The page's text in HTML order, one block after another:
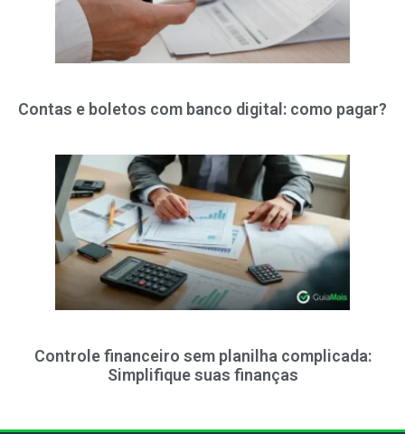
Contas e boletos com banco digital: como pagar?
Controle financeiro sem planilha complicada:
Simplifique suas finanças